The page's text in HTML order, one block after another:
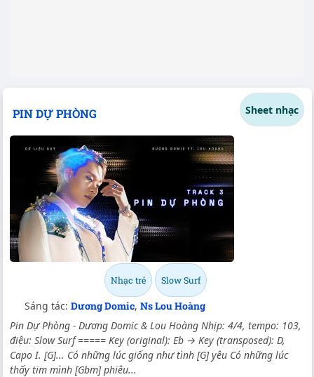
PIN DỰ PHÒNG Sheet nhạc
Nhạc trẻ Slow Surf
Sáng tác: Dương Domic, Ns Lou Hoàng
Pin Dự Phòng - Dương Domic & Lou Hoàng Nhịp: 4/4, tempo: 103,
điệu: Slow Surf ===== Key (original): Eb → Key (transposed): D,
Capo I. [G]... Có những lúc giống như tình [G] yêu Có những lúc
thấy tim mình [Gbm] phiêu...